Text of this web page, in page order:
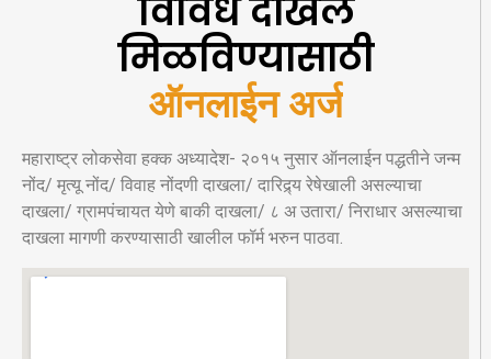
विविध दाखले
मिळविण्यासाठी
ऑनलाईन अर्ज
महाराष्ट्र लोकसेवा हक्क अध्यादेश- २०१५ नुसार ऑनलाईन पद्धतीने जन्म
नोंद/ मृत्यू नोंद/ विवाह नोंदणी दाखला/ दारिद्र्य रेषेखाली असल्याचा
दाखला/ ग्रामपंचायत येणे बाकी दाखला/ ८ अ उतारा/ निराधार असल्याचा
दाखला मागणी करण्यासाठी खालील फॉर्म भरुन पाठवा.